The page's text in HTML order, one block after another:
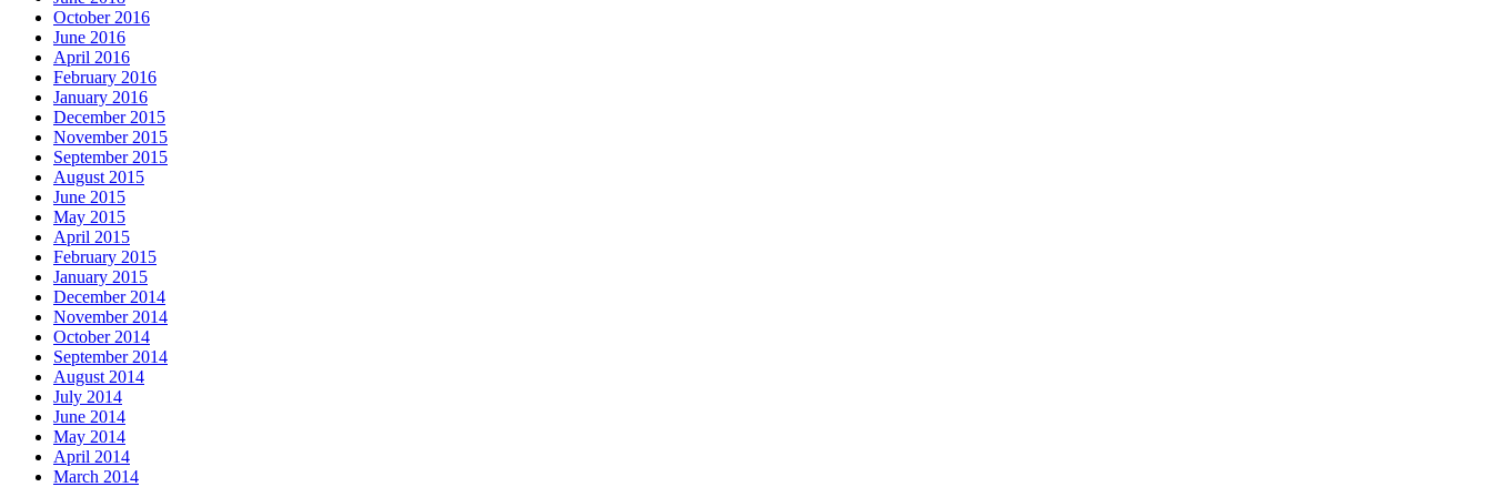
October 2016
June 2016
April 2016
February 2016
January 2016
December 2015
November 2015
September 2015
August 2015
June 2015
May 2015
April 2015
February 2015
January 2015
December 2014
November 2014
October 2014
September 2014
August 2014
July 2014
June 2014
May 2014
April 2014
March 2014